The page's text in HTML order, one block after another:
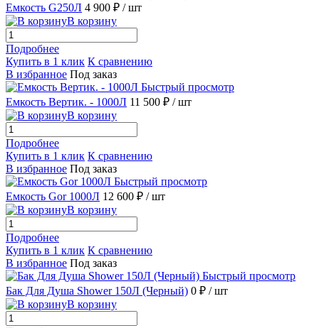
Емкость G250Л 4 900 ₽ / шт
В корзину
Подробнее
Купить в 1 клик К сравнению
В избранное Под заказ
Быстрый просмотр
Емкость Вертик. - 1000Л 11 500 ₽ / шт
В корзину
Подробнее
Купить в 1 клик К сравнению
В избранное Под заказ
Быстрый просмотр
Емкость Gor 1000Л 12 600 ₽ / шт
В корзину
Подробнее
Купить в 1 клик К сравнению
В избранное Под заказ
Быстрый просмотр
Бак Для Душа Shower 150Л (Черный) 0 ₽ / шт
В корзину